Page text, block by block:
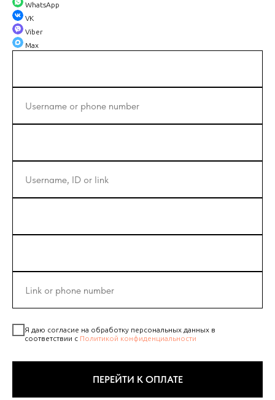
WhatsApp
VK
Viber
Max
Я даю согласие на обработку персональных данных в
соответствии с Политикой конфиденциальности
ПЕРЕЙТИ К ОПЛАТЕ